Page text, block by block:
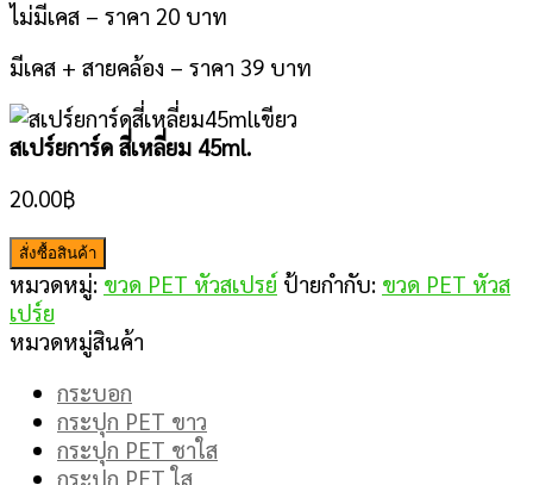
ไม่มีเคส – ราคา 20 บาท
มีเคส + สายคล้อง – ราคา 39 บาท
สเปร์ยการ์ด สี่เหลี่ยม 45ml.
20.00฿
สั่งซื้อสินค้า
หมวดหมู่: ขวด PET หัวสเปรย์ ป้ายกำกับ: ขวด PET หัวส
เปร์ย
หมวดหมู่สินค้า
กระบอก
กระปุก PET ขาว
กระปุก PET ชาใส
กระปุก PET ใส